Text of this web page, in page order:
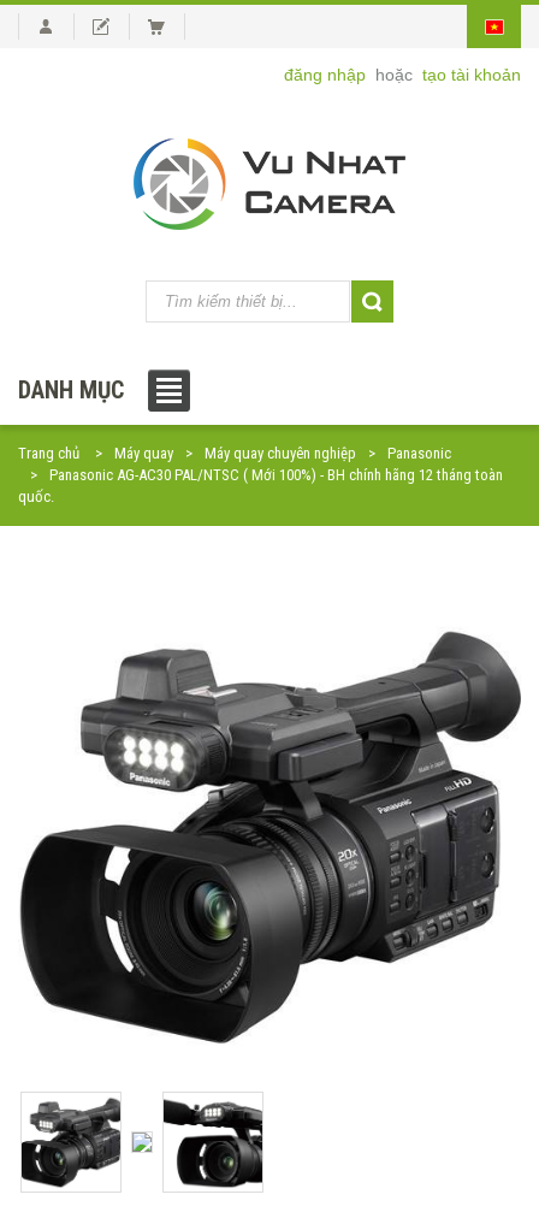
đăng nhập hoặc tạo tài khoản
DANH MỤC
Trang chủ Máy quay Máy quay chuyên nghiệp
Panasonic
Panasonic AG-AC30 PAL/NTSC ( Mới 100%) - BH chính hãng 12 tháng toàn
quốc.